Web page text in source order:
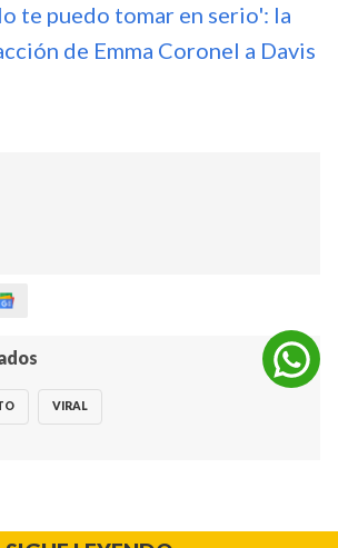
te puedo tomar en serio': la
de Emma Coronel a Davis
VIRAL